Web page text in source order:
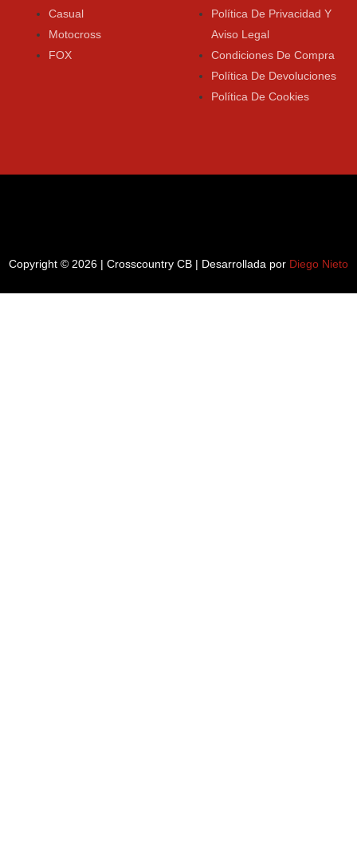
Casual
Motocross
FOX
Política De Privacidad Y
Aviso Legal
Condiciones De Compra
Política De Devoluciones
Política De Cookies
Copyright © 2026 | Crosscountry CB | Desarrollada por Diego Nieto